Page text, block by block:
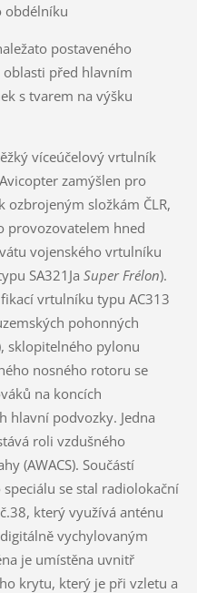
obdélníku
postaveného
před hlavním
s tvarem na výšku
víceúčelový vrtulník
zamýšlen pro
ozbrojeným složkám ČLR,
provozovatelem hned
vojenského vrtulníku
SA321Ja Super Frélon).
vrtulníku typu AC313
pohonných
sklopitelného pylonu
nosného rotoru se
na koncích
hlavní podvozky. Jedna
roli vzdušného
(AWACS). Součástí
se stal radiolokační
který využívá anténu
vychylovaným
je umístěna uvnitř
krytu, který je při vzletu a